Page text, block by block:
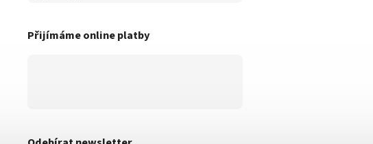
Přijímáme online platby